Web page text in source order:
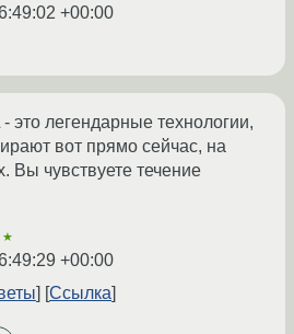
+00:00
это легендарные технологии,
вот прямо сейчас, на
Вы чувствуете течение
+00:00
Ссылка